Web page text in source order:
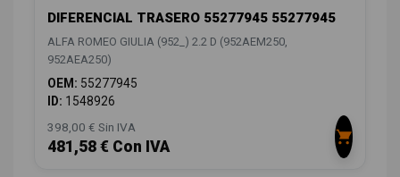
DIFERENCIAL TRASERO 55277945 55277945
ALFA ROMEO GIULIA (952_) 2.2 D (952AEM250,
952AEA250)
OEM: 55277945
ID: 1548926
398,00 € Sin IVA
481,58 € Con IVA